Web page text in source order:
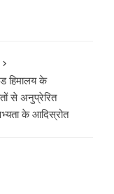
हिमालय के
से अनुप्रेरित
के आदिस्रोत